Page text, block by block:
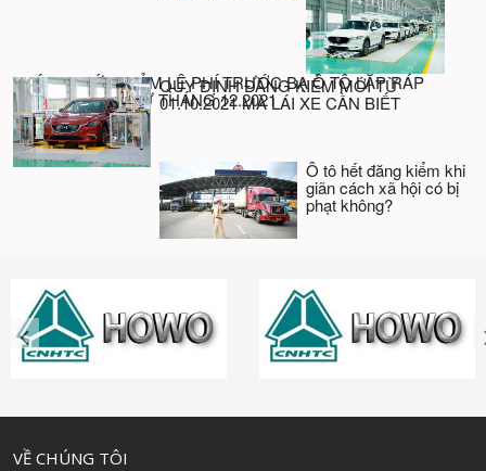
CHÍNH THỨC GIẢM LỆ PHÍ TRƯỚC BẠ Ô TÔ LẮP RÁP
TRONG NƯỚC TỪ THÁNG 12.2021
QUY ĐỊNH ĐĂNG KIỂM MỚI TỪ
01.10.2021 MÀ LÁI XE CẦN BIẾT
Ô tô hết đăng kiểm khi
giãn cách xã hội có bị
phạt không?
VỀ CHÚNG TÔI